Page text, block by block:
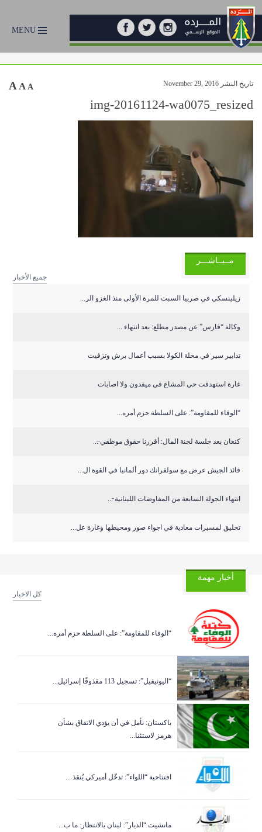
MENU
تاريخ النشر November 29, 2016 A A A
img-20161124-wa0075_resized
مــبــاشـــر
جميع الأخبار
زيلينسكي في صربيا السبت للمرة الأولى منذ الغزو الر...
وكالة “فارس” عن مصدر مطلع: بعد انتهاء ...
تدابير سير في محلة الكولا بسبب أعمال برش وتزفيت
غارة استهدفت حي المشاع في ميفدون ولا اصابات
“الوفاء للمقاومة”: على السلطة حزم أمره...
كنعان بعد جلسة لجنة المال: أقررنا حقوق موظفي ̶...
قائد الجيش عرض مع سولفرانك دور ألمانيا في القوة ال...
انتهاء الجولة السابعة من المفاوضات اللبنانية ̵...
تحليق لمسيرات معادية في اجواء صور ومحيطها وغارة عل...
أخبار مهمة
كل الاخبار
“الوفاء للمقاومة”: على السلطة حزم أمره...
“اليونيفيل”: تسجيل 113 مقذوفًا إسرائيل...
باكستان: نأمل في أن يؤدي الاتفاق بشأن
هرمز لاستئنا...
افتتاحية “اللواء”: تدخّل أميركي يُنقذ ...
مانشيت “الديار”: لبنان بالانتظار: ما ب...